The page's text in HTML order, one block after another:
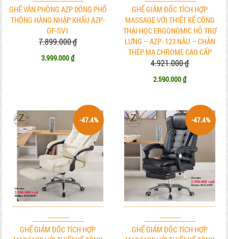
GHẾ VĂN PHÒNG AZP DÒNG PHỔ
THÔNG HÀNG NHẬP KHẨU AZP-
OF-SV1
7.899.000 ₫
3.999.000 ₫
GHẾ GIÁM ĐỐC TÍCH HỢP
MASSAGE VỚI THIẾT KẾ CÔNG
THÁI HỌC ERGONOMIC HỖ TRỢ
LƯNG – AZP- 123 NÂU – CHÂN
THÉP MẠ CHROME CAO CẤP
4.921.000 ₫
2.590.000 ₫
GHẾ GIÁM ĐỐC TÍCH HỢP
-47.4%
GHẾ GIÁM ĐỐC TÍCH HỢP
-47.4%